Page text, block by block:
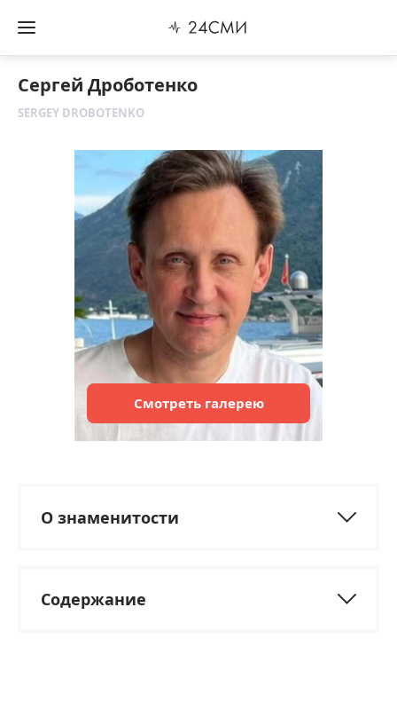
Сергей Дроботенко
SERGEY DROBOTENKO
Смотреть галерею
О знаменитости
Содержание